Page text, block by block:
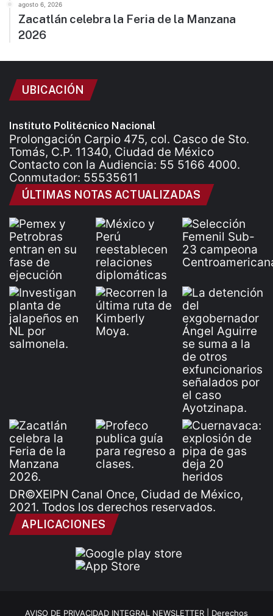
agosto 6, 2026
Zacatlán celebra la Feria de la Manzana
2026
UBICACIÓN
Instituto Politécnico Nacional
Prolongación Carpio 475, col. Casco de Sto.
Tomás, C.P. 11340, Ciudad de México
Contacto con la Audiencia: 55 5166 4000.
Conmutador: 55535611
ÚLTIMAS NOTAS ACTUALIZADAS
DR©XEIPN Canal Once, Ciudad de México,
2021. Todos los derechos reservados.
APLICACIONES
AVISO DE PRIVACIDAD INTEGRAL NEWSLETTER | Derechos